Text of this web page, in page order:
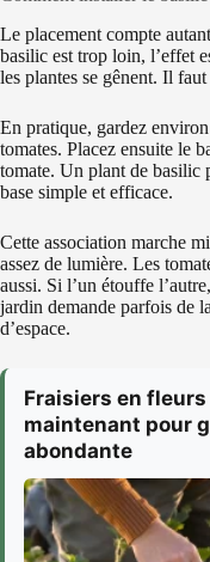
Le placement compte
basilic est trop loin, l’effet
les plantes se gênent. Il
En pratique, gardez environ
tomates. Placez ensuite le
tomate. Un plant de basilic
base simple et efficace.
Cette association marche
assez de lumière. Les
aussi. Si l’un étouffe
jardin demande parfois de
d’espace.
Fraisiers en
maintenant pour
abondante